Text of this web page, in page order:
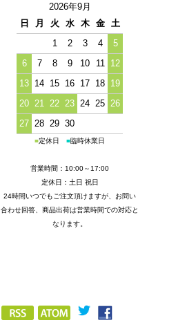
2026年9月
日
月 火 水 木 金
土
1
2 3 4
5
6
7 8 9 10 11
12
13 14 15 16 17 18 19
20 21 22 23 24 25 26
27 28 29 30
■定休日 ■臨時休業日
営業時間：10:00～17:00
定休日：土日 祝日
24時間いつでもご注文頂けますが、お問い
合わせ回答、商品出荷は営業時間での対応と
なります。